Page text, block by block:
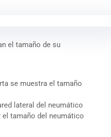
el tamaño de su
se muestra el tamaño
lateral del neumático
el tamaño del neumático